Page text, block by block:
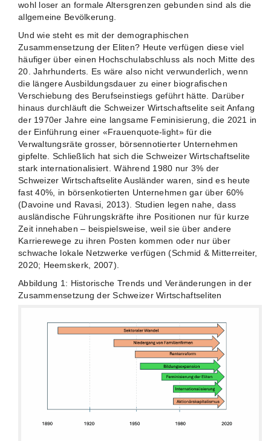
wohl loser an formale Altersgrenzen gebunden sind als die
allgemeine Bevölkerung.
Und wie steht es mit der demographischen
Zusammensetzung der Eliten? Heute verfügen diese viel
häufiger über einen Hochschulabschluss als noch Mitte des
20. Jahrhunderts. Es wäre also nicht verwunderlich, wenn
die längere Ausbildungsdauer zu einer biografischen
Verschiebung des Berufseinstiegs geführt hätte. Darüber
hinaus durchläuft die Schweizer Wirtschaftselite seit Anfang
der 1970er Jahre eine langsame Feminisierung, die 2021 in
der Einführung einer «Frauenquote-light» für die
Verwaltungsräte grosser, börsennotierter Unternehmen
gipfelte. Schließlich hat sich die Schweizer Wirtschaftselite
stark internationalisiert. Während 1980 nur 3% der
Schweizer Wirtschaftselite Ausländer waren, sind es heute
fast 40%, in börsenkotierten Unternehmen gar über 60%
(Davoine und Ravasi, 2013). Studien legen nahe, dass
ausländische Führungskräfte ihre Positionen nur für kurze
Zeit innehaben – beispielsweise, weil sie über andere
Karrierewege zu ihren Posten kommen oder nur über
schwache lokale Netzwerke verfügen (Schmid & Mitterreiter,
2020; Heemskerk, 2007).
Abbildung 1: Historische Trends und Veränderungen in der
Zusammensetzung der Schweizer Wirtschaftseliten